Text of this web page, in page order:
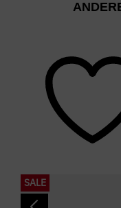
SALE